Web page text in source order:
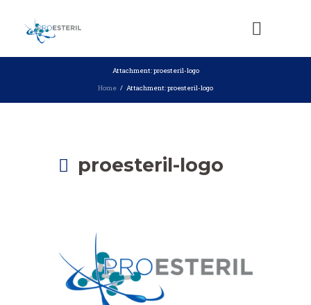
Attachment: proesteril-logo
Home
Attachment: proesteril-logo
proesteril-logo